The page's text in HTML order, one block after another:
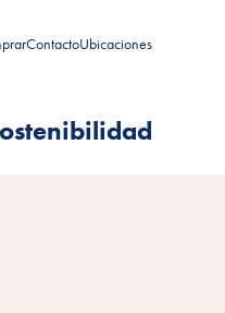
ContactoUbicaciones